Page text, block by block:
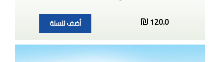
120.0
أضف للسلة